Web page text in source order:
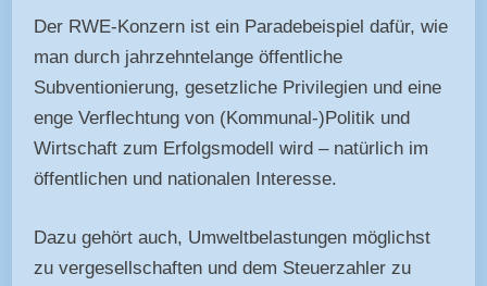
Der RWE-Konzern ist ein Paradebeispiel dafür, wie
man durch jahrzehntelange öffentliche
Subventionierung, gesetzliche Privilegien und eine
enge Verflechtung von (Kommunal-)Politik und
Wirtschaft zum Erfolgsmodell wird – natürlich im
öffentlichen und nationalen Interesse.
Dazu gehört auch, Umweltbelastungen möglichst
zu vergesellschaften und dem Steuerzahler zu